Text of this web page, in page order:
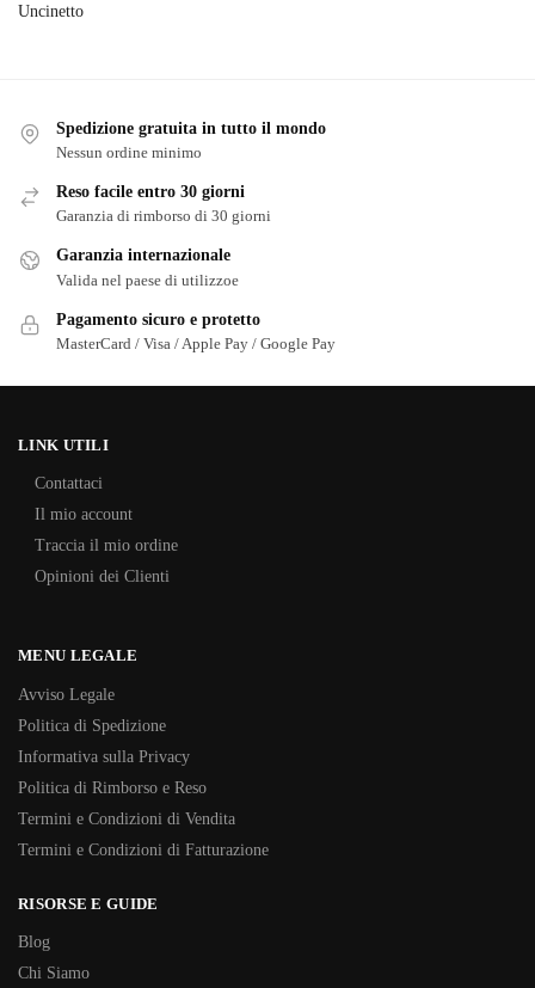
Uncinetto
Spedizione gratuita in tutto il mondo
Nessun ordine minimo
Reso facile entro 30 giorni
Garanzia di rimborso di 30 giorni
Garanzia internazionale
Valida nel paese di utilizzoe
Pagamento sicuro e protetto
MasterCard / Visa / Apple Pay / Google Pay
LINK UTILI
Contattaci
Il mio account
Traccia il mio ordine
Opinioni dei Clienti
MENU LEGALE
Avviso Legale
Politica di Spedizione
Informativa sulla Privacy
Politica di Rimborso e Reso
Termini e Condizioni di Vendita
Termini e Condizioni di Fatturazione
RISORSE E GUIDE
Blog
Chi Siamo